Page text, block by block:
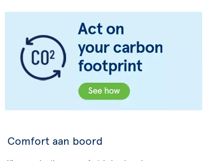
Comfort aan boord